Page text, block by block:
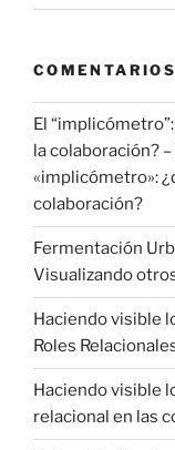
El
la colaboración?
«implicómetro»:
colaboración?
Fermentación
Visualizando
Haciendo visible
Roles
Haciendo visible
relacional en las